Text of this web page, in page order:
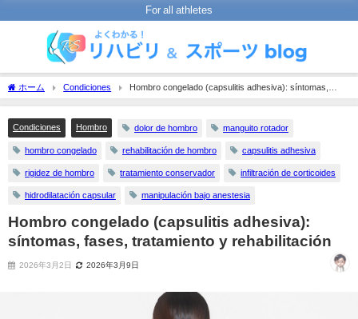
For all athletes
ホーム Condiciones
Hombro congelado (capsulitis adhesiva): síntomas,
fases, tratamiento y rehabilitación
Condiciones Hombro dolor de hombro manguito rotador
hombro congelado rehabilitación de hombro capsulitis adhesiva
rigidez de hombro tratamiento conservador infiltración de corticoides
hidrodilatación capsular manipulación bajo anestesia
Hombro congelado (capsulitis adhesiva):
síntomas, fases, tratamiento y rehabilitación
2026年3月2日 2026年3月9日